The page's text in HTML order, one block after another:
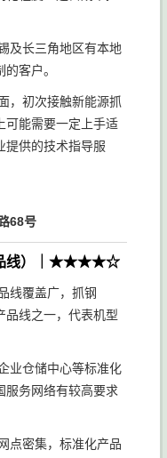
及长三角地区有本地
客户。
，初次接触新能源抓
可能需要一定上手适
提供的技术指导服
68号
品线）｜★★★★☆
线覆盖广，抓钢
品线之一，代表机型
业仓储中心等标准化
服务网络有较高要求
点密集，标准化产品